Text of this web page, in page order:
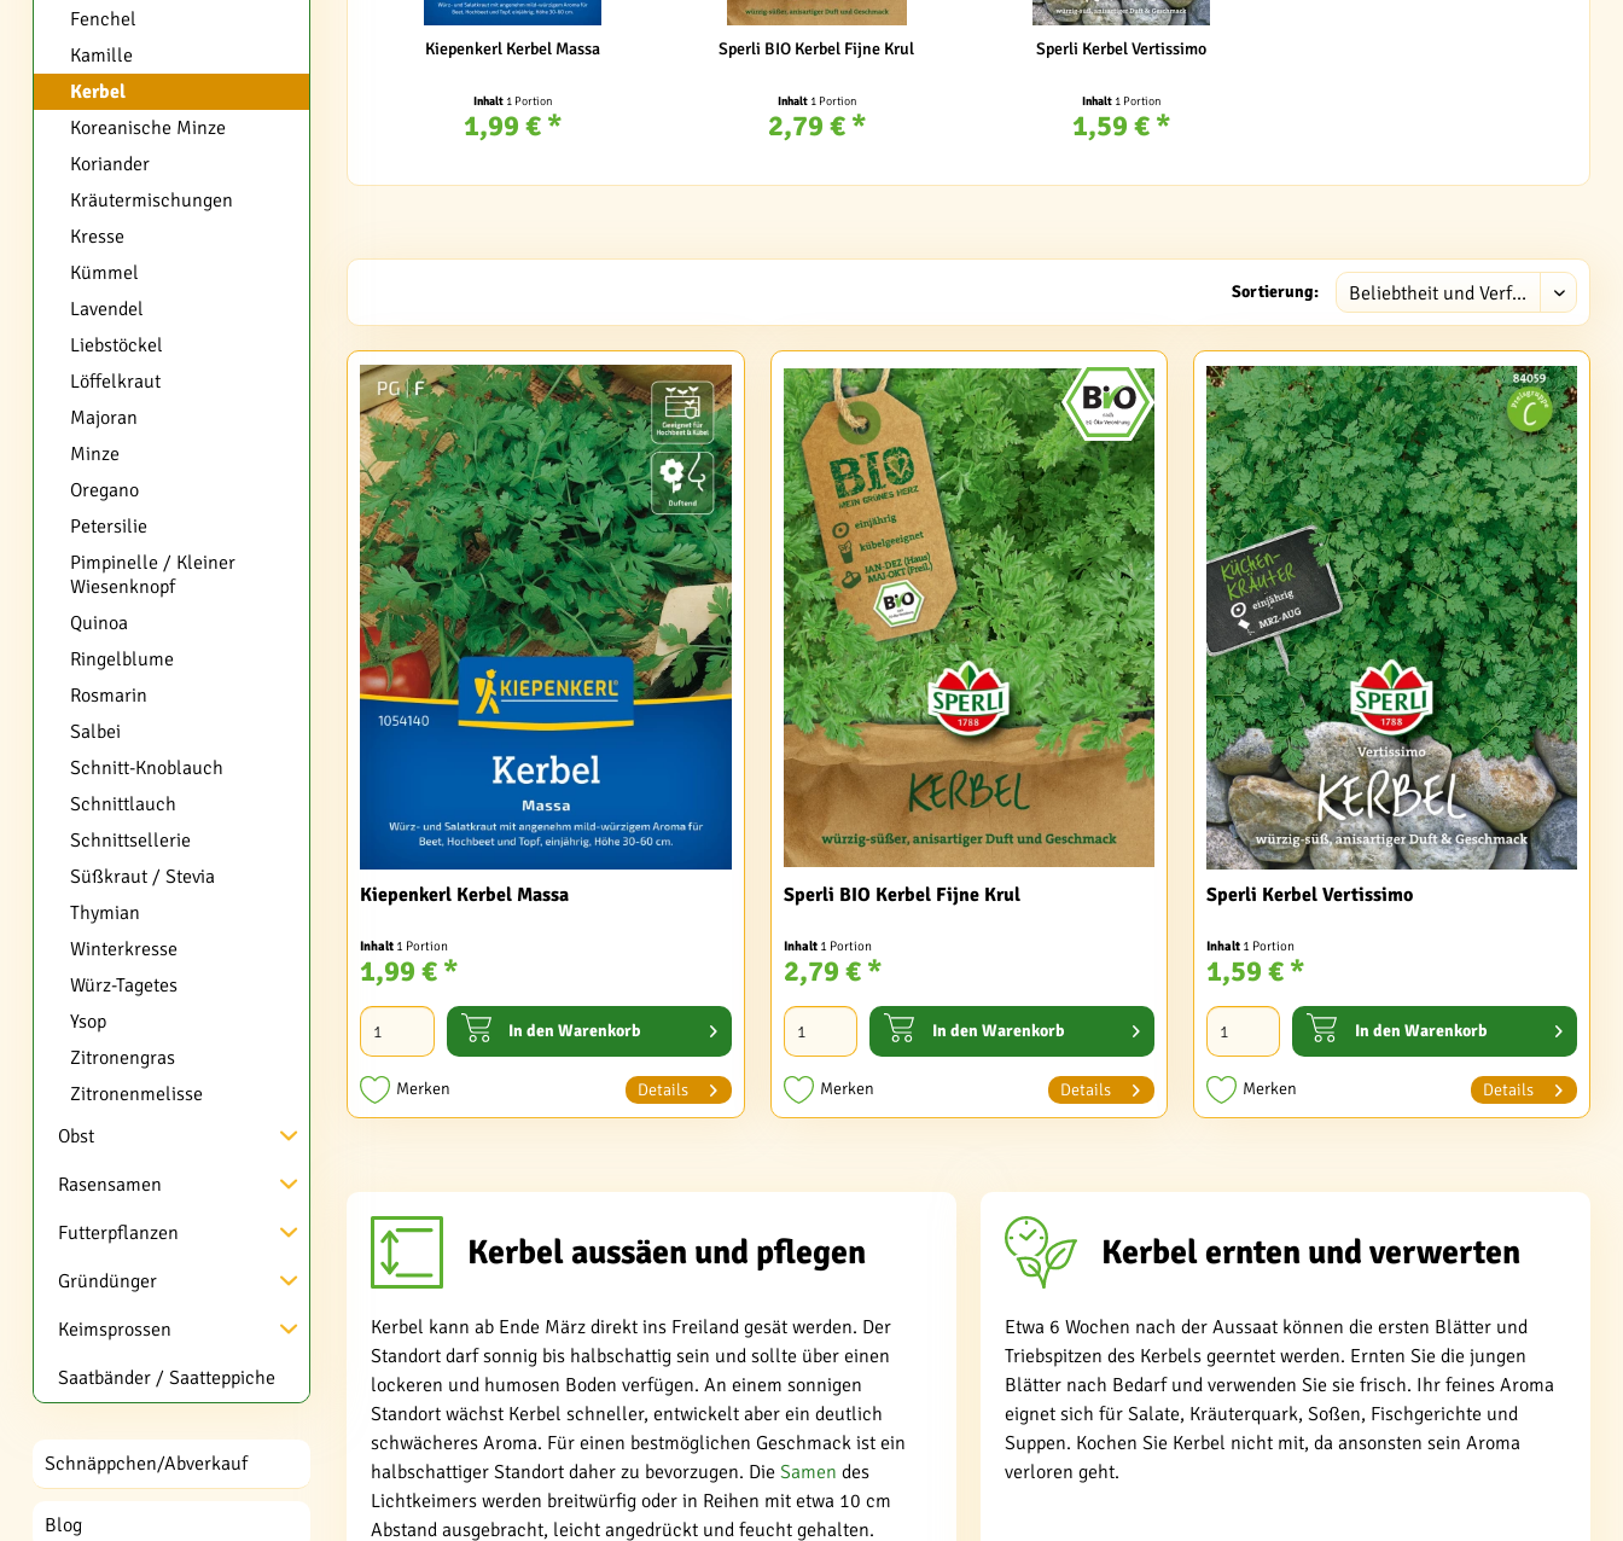
Fenchel
Kamille
Kerbel
Koreanische Minze
Koriander
Kräutermischungen
Kresse
Kümmel
Lavendel
Liebstöckel
Löffelkraut
Majoran
Minze
Oregano
Petersilie
Pimpinelle / Kleiner
Wiesenknopf
Quinoa
Ringelblume
Rosmarin
Salbei
Schnitt-Knoblauch
Schnittlauch
Schnittsellerie
Süßkraut / Stevia
Thymian
Winterkresse
Würz-Tagetes
Ysop
Zitronengras
Zitronenmelisse
Obst
Rasensamen
Futterpflanzen
Gründünger
Keimsprossen
Saatbänder / Saatteppiche
Schnäppchen/Abverkauf
Blog
Kiepenkerl Kerbel Massa
Inhalt 1 Portion
1,99 € *
Sperli BIO Kerbel Fijne Krul
Inhalt 1 Portion
2,79 € *
Sperli Kerbel Vertissimo
Inhalt 1 Portion
1,59 € *
Sortierung:
Kiepenkerl Kerbel Massa
Inhalt 1 Portion
1,99 € *
In den Warenkorb
Merken Details
Sperli BIO Kerbel Fijne Krul
Inhalt 1 Portion
2,79 € *
In den Warenkorb
Merken Details
Sperli Kerbel Vertissimo
Inhalt 1 Portion
1,59 € *
In den Warenkorb
Merken Details
Kerbel aussäen und pflegen
Kerbel kann ab Ende März direkt ins Freiland gesät werden. Der
Standort darf sonnig bis halbschattig sein und sollte über einen
lockeren und humosen Boden verfügen. An einem sonnigen
Standort wächst Kerbel schneller, entwickelt aber ein deutlich
schwächeres Aroma. Für einen bestmöglichen Geschmack ist ein
halbschattiger Standort daher zu bevorzugen. Die Samen des
Lichtkeimers werden breitwürfig oder in Reihen mit etwa 10 cm
Abstand ausgebracht, leicht angedrückt und feucht gehalten.
Kerbel ernten und verwerten
Etwa 6 Wochen nach der Aussaat können die ersten Blätter und
Triebspitzen des Kerbels geerntet werden. Ernten Sie die jungen
Blätter nach Bedarf und verwenden Sie sie frisch. Ihr feines Aroma
eignet sich für Salate, Kräuterquark, Soßen, Fischgerichte und
Suppen. Kochen Sie Kerbel nicht mit, da ansonsten sein Aroma
verloren geht.